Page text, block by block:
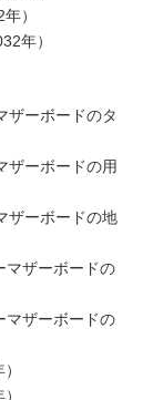
）
年）
ザーボードのタ
ザーボードの用
ザーボードの地
マザーボードの
マザーボードの